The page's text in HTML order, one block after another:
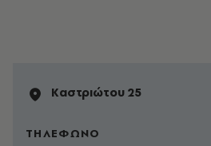
Kαστριώτου 25
ΤΗΛΕΦΩΝΟ